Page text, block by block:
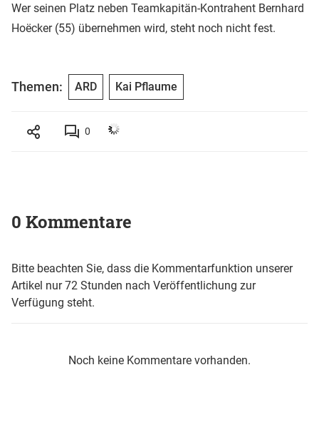
Wer seinen Platz neben Teamkapitän-Kontrahent Bernhard
Hoëcker (55) übernehmen wird, steht noch nicht fest.
Themen: ARD Kai Pflaume
0
0 Kommentare
Bitte beachten Sie, dass die Kommentarfunktion unserer
Artikel nur 72 Stunden nach Veröffentlichung zur
Verfügung steht.
Noch keine Kommentare vorhanden.